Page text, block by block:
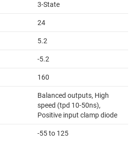
3-State
24
5.2
-5.2
160
Balanced outputs, High
speed (tpd 10-50ns),
Positive input clamp diode
-55 to 125